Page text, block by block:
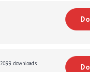
2099 downloads